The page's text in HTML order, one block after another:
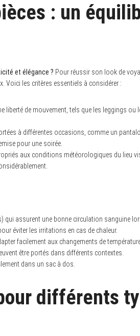
: un
et élégance ? Pour réussir son look de
Voici les critères essentiels à considérer :
liberté de mouvement, tels que les leggings ou
à différentes occasions, comme un
pour une soirée.
aux conditions météorologiques du lieu
assurent une bonne circulation sanguine
éviter les irritations en cas de chaleur.
facilement aux changements de
être portés dans différents contextes.
dans un sac à dos.
différents